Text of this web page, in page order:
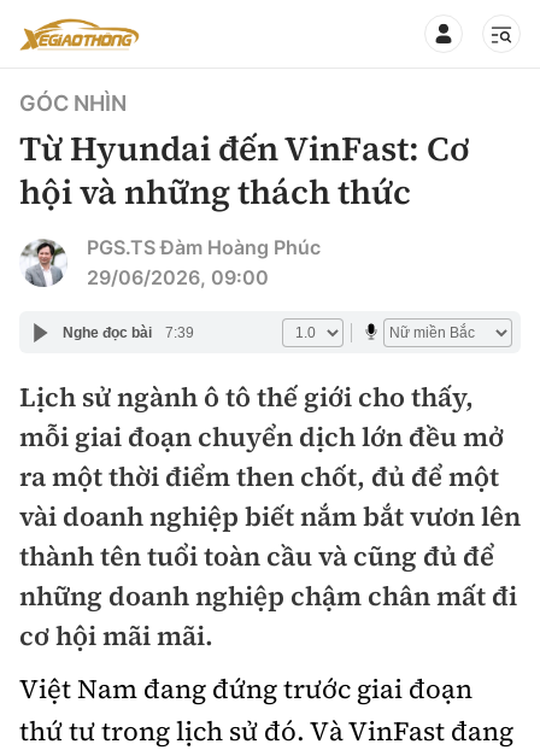
360° xe
Chính sách
Hạ tầng phương tiện
Góc nhìn
Tâm điểm
Xe du lịch
Xe chuyên dụng
Xe máy
Đánh giá xe
Đánh giá xe mới
So sánh
Xếp hạng xe
Lái mới
Tư vấn sử dụng
Chọn xe
Lái xe an toàn
Bảo hiểm xe
Sản phẩm bảo hiểm
Xe xanh
Video
GÓC NHÌN
Từ Hyundai đến VinFast: Cơ
hội và những thách thức
PGS.TS Đàm Hoàng Phúc
29/06/2026, 09:00
Nghe đọc bài 7:39
Lịch sử ngành ô tô thế giới cho thấy,
mỗi giai đoạn chuyển dịch lớn đều mở
ra một thời điểm then chốt, đủ để một
vài doanh nghiệp biết nắm bắt vươn lên
thành tên tuổi toàn cầu và cũng đủ để
những doanh nghiệp chậm chân mất đi
cơ hội mãi mãi.
Việt Nam đang đứng trước giai đoạn
thứ tư trong lịch sử đó. Và VinFast đang